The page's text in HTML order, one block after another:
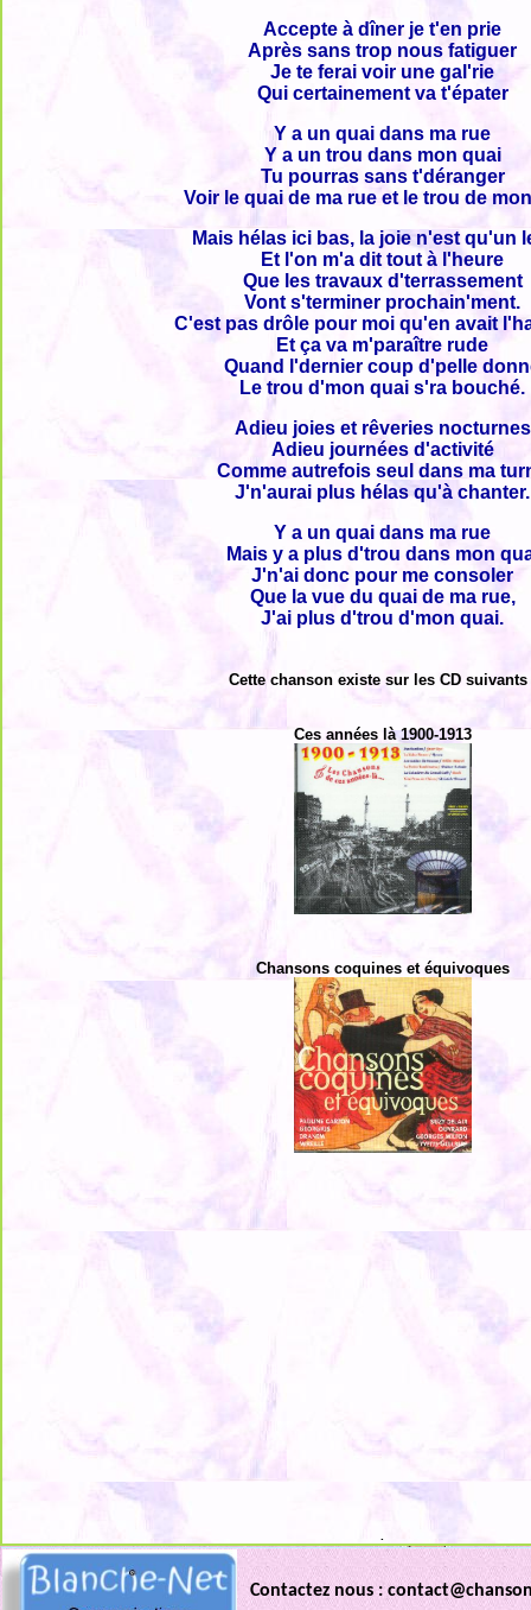
Accepte à dîner je t'en prie
Après sans trop nous fatiguer
Je te ferai voir une gal'rie
Qui certainement va t'épater
Y a un quai dans ma rue
Y a un trou dans mon quai
Tu pourras sans t'déranger
Voir le quai de ma rue et le trou de
Mais hélas ici bas, la joie n'est qu'un
Et l'on m'a dit tout à l'heure
Que les travaux d'terrassement
Vont s'terminer prochain'ment.
C'est pas drôle pour moi qu'en avait
Et ça va m'paraître rude
Quand l'dernier coup d'pelle
Le trou d'mon quai s'ra bouché.
Adieu joies et rêveries nocturnes
Adieu journées d'activité
Comme autrefois seul dans ma
J'n'aurai plus hélas qu'à chanter.
Y a un quai dans ma rue
Mais y a plus d'trou dans mon
J'n'ai donc pour me consoler
Que la vue du quai de ma rue,
J'ai plus d'trou d'mon quai.
Cette chanson existe sur les CD suivants
Ces années là 1900-1913
Chansons coquines et équivoques
Contactez nous :